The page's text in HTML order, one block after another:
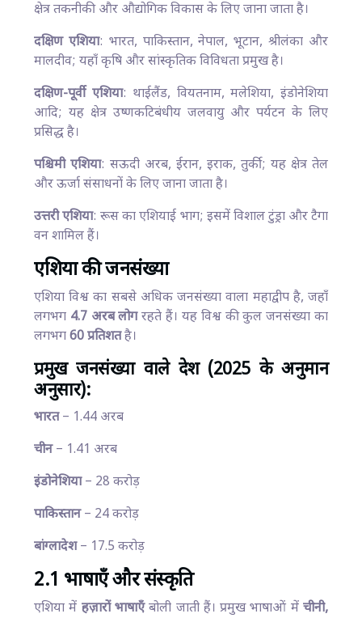
क्षेत्र तकनीकी और औद्योगिक विकास के लिए जाना जाता है।
दक्षिण एशिया: भारत, पाकिस्तान, नेपाल, भूटान, श्रीलंका और
मालदीव; यहाँ कृषि और सांस्कृतिक विविधता प्रमुख है।
दक्षिण-पूर्वी एशिया: थाईलैंड, वियतनाम, मलेशिया, इंडोनेशिया
आदि; यह क्षेत्र उष्णकटिबंधीय जलवायु और पर्यटन के लिए
प्रसिद्ध है।
पश्चिमी एशिया: सऊदी अरब, ईरान, इराक, तुर्की; यह क्षेत्र तेल
और ऊर्जा संसाधनों के लिए जाना जाता है।
उत्तरी एशिया: रूस का एशियाई भाग; इसमें विशाल टुंड्रा और टैगा
वन शामिल हैं।
एशिया की जनसंख्या
एशिया विश्व का सबसे अधिक जनसंख्या वाला महाद्वीप है, जहाँ
लगभग 4.7 अरब लोगरहते हैं। यह विश्व की कुल जनसंख्या का
लगभग60 प्रतिशतहै।
प्रमुख जनसंख्या वाले देश(2025 के अनुमान
अनुसार):
भारत– 1.44 अरब
चीन– 1.41 अरब
इंडोनेशिया– 28 करोड़
पाकिस्तान– 24 करोड़
बांग्लादेश– 17.5 करोड़
2.1 भाषाएँ और संस्कृति
एशिया में हज़ारों भाषाएँबोली जाती हैं। प्रमुख भाषाओं मेंचीनी,